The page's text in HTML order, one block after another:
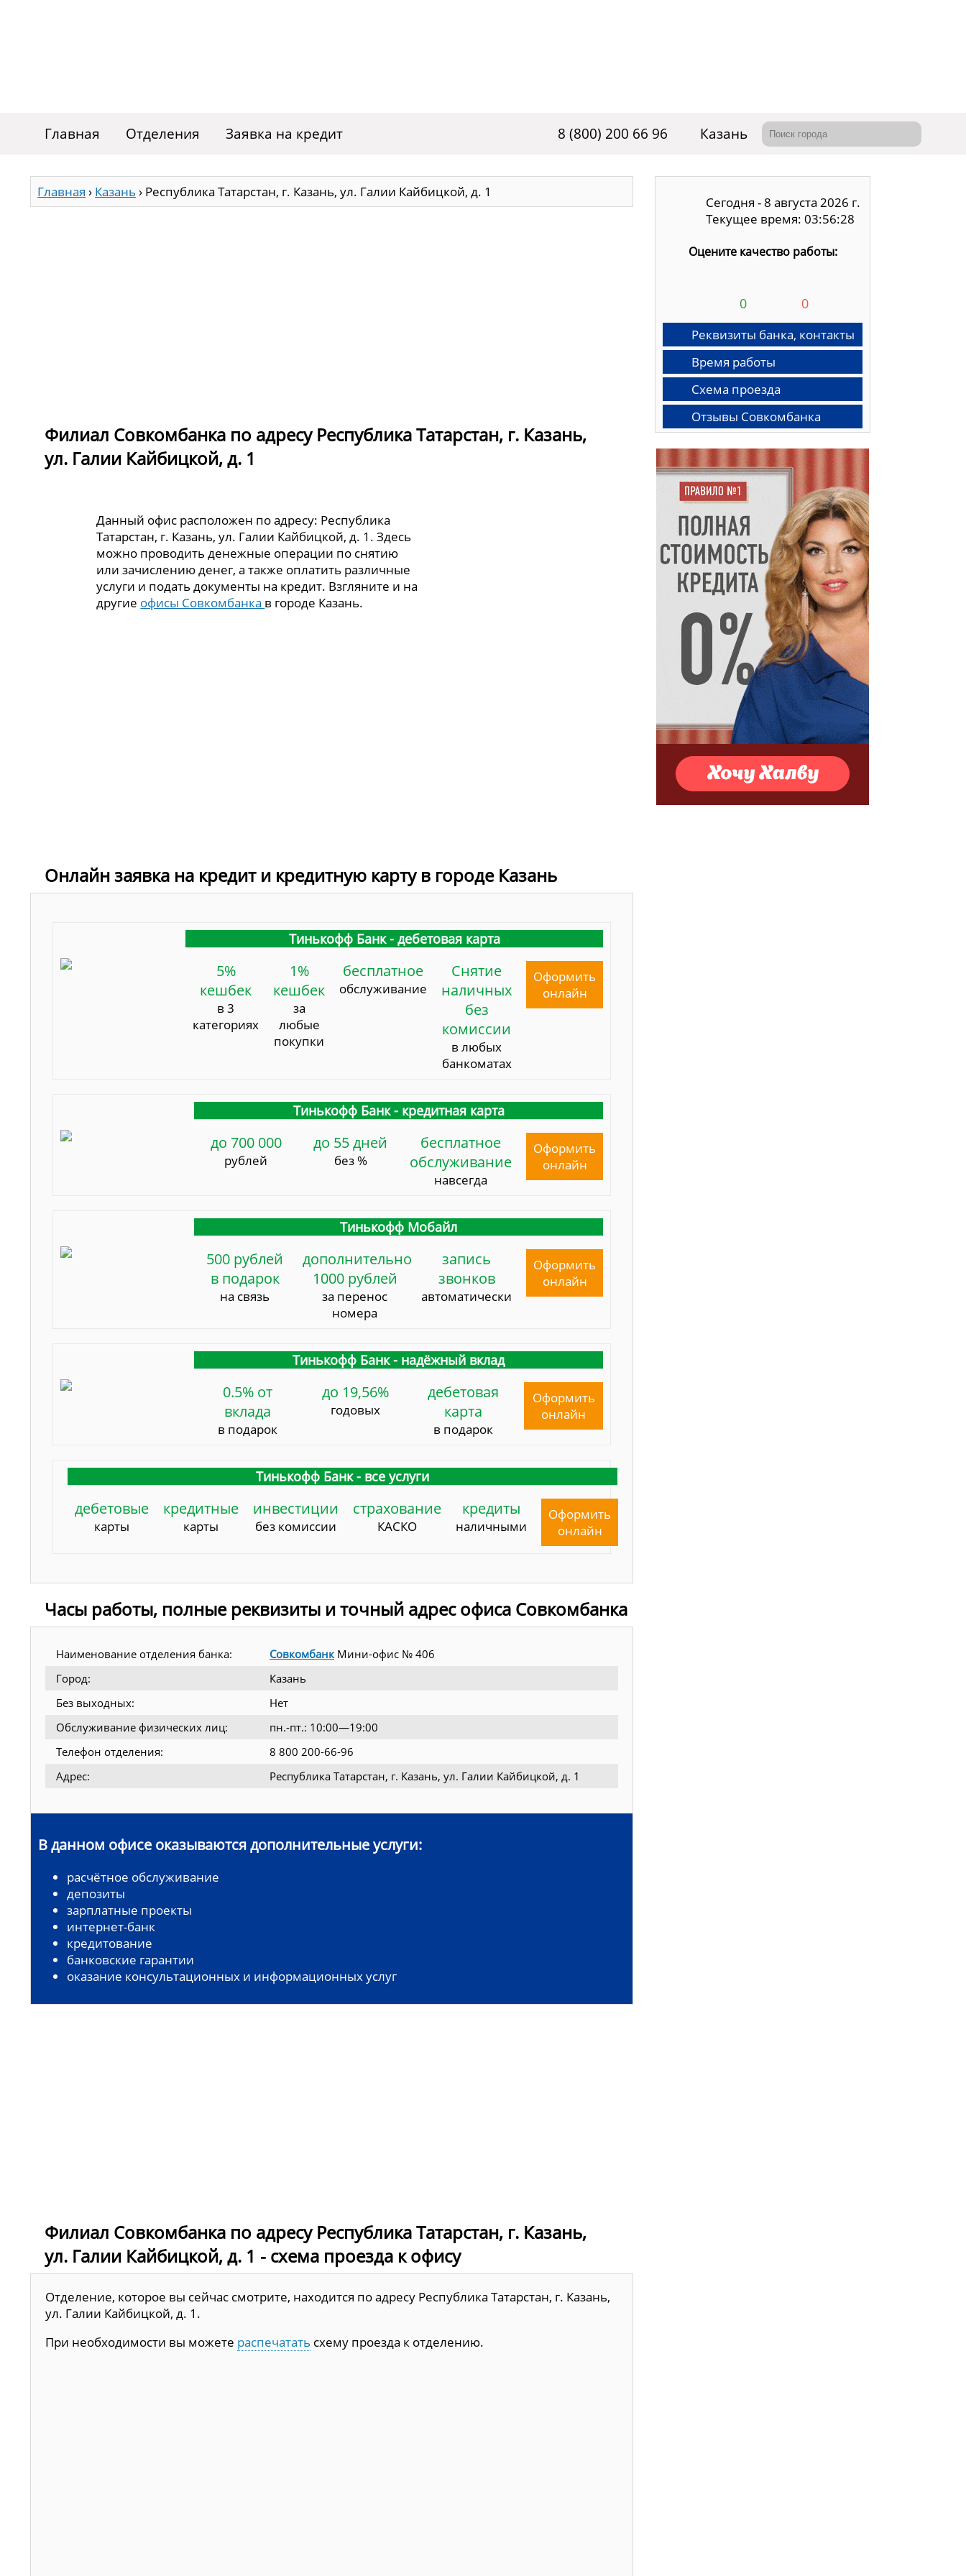
Главная Отделения Заявка на кредит 8 (800) 200 66 96 Казань
Главная › Казань › Республика Татарстан, г. Казань, ул. Галии Кайбицкой, д. 1
Филиал Совкомбанка по адресу Республика Татарстан, г. Казань,
ул. Галии Кайбицкой, д. 1
Данный офис расположен по адресу: Республика
Татарстан, г. Казань, ул. Галии Кайбицкой, д. 1. Здесь
можно проводить денежные операции по снятию
или зачислению денег, а также оплатить различные
услуги и подать документы на кредит. Взгляните и на
другие офисы Совкомбанка в городе Казань.
Онлайн заявка на кредит и кредитную карту в городе Казань
Тинькофф Банк - дебетовая карта
5%
кешбек
в 3
категориях
1%
кешбек
за
любые
покупки
бесплатное
обслуживание
Снятие
наличных
без
комиссии
в любых
банкоматах
Оформить
онлайн
Тинькофф Банк - кредитная карта
до 700 000
рублей
до 55 дней
без %
бесплатное
обслуживание
навсегда
Оформить
онлайн
Тинькофф Мобайл
500 рублей
в подарок
на связь
дополнительно
1000 рублей
за перенос
номера
запись
звонков
автоматически
Оформить
онлайн
Тинькофф Банк - надёжный вклад
0.5% от
вклада
в подарок
до 19,56%
годовых
дебетовая
карта
в подарок
Оформить
онлайн
Тинькофф Банк - все услуги
дебетовые
карты
кредитные
карты
инвестиции
без комиссии
страхование
КАСКО
кредиты
наличными
Оформить
онлайн
Часы работы, полные реквизиты и точный адрес офиса Совкомбанка
Наименование отделения банка: СовкомбанкМини-офис № 406
Город:
Казань
Без выходных:
Нет
Обслуживание физических лиц:
пн.-пт.: 10:00—19:00
Телефон отделения:
8 800 200-66-96
Адрес:
Республика Татарстан, г. Казань, ул. Галии Кайбицкой, д. 1
В данном офисе оказываются дополнительные услуги:
расчётное обслуживание
депозиты
зарплатные проекты
интернет-банк
кредитование
банковские гарантии
оказание консультационных и информационных услуг
Филиал Совкомбанка по адресу Республика Татарстан, г. Казань,
ул. Галии Кайбицкой, д. 1 - схема проезда к офису
Отделение, которое вы сейчас смотрите, находится по адресу Республика Татарстан, г. Казань,
ул. Галии Кайбицкой, д. 1.
При необходимости вы можете распечатать схему проезда к отделению.
Сегодня - 8 августа 2026 г.
Текущее время: 03:56:28
Оцените качество работы:
0 0
Реквизиты банка, контакты
Время работы
Схема проезда
Отзывы Совкомбанка